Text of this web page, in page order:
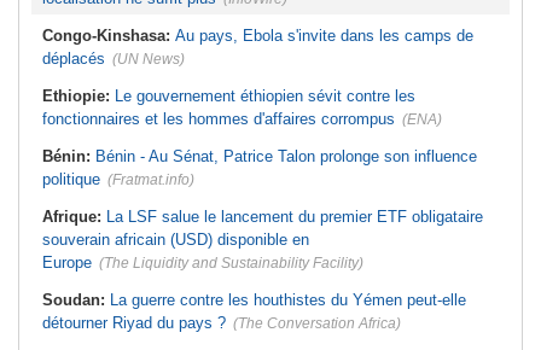
Congo-Kinshasa: Au pays, Ebola s'invite dans les camps de
déplacés (UN News)
Ethiopie: Le gouvernement éthiopien sévit contre les
fonctionnaires et les hommes d'affaires corrompus (ENA)
Bénin: Bénin - Au Sénat, Patrice Talon prolonge son influence
politique (Fratmat.info)
Afrique: La LSF salue le lancement du premier ETF obligataire
souverain africain (USD) disponible en
Europe (The Liquidity and Sustainability Facility)
Soudan: La guerre contre les houthistes du Yémen peut-elle
détourner Riyad du pays ? (The Conversation Africa)